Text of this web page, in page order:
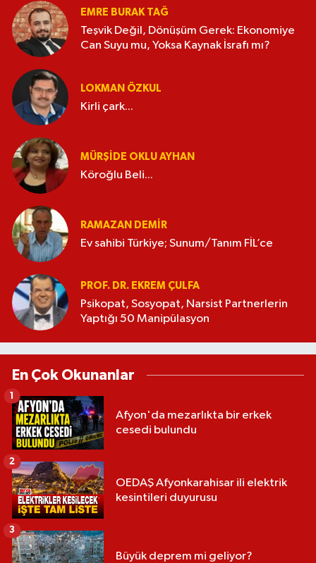
EMRE BURAK TAĞ
Teşvik Değil, Dönüşüm Gerek: Ekonomiye
Can Suyu mu, Yoksa Kaynak İsrafı mı?
LOKMAN ÖZKUL
Kirli çark...
MÜRŞIDE OKLU AYHAN
Köroğlu Beli...
RAMAZAN DEMİR
Ev sahibi Türkiye; Sunum/Tanım FİL’ce
PROF. DR. EKREM ÇULFA
Psikopat, Sosyopat, Narsist Partnerlerin
Yaptığı 50 Manipülasyon
En Çok Okunanlar
Afyon'da mezarlıkta bir erkek
cesedi bulundu
1
OEDAŞ Afyonkarahisar ili elektrik
kesintileri duyurusu
2
Büyük deprem mi geliyor?
3